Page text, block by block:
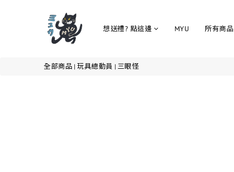
想送禮? 點這邊 MYU 所有商品
全部商品 | 玩具總動員 | 三眼怪